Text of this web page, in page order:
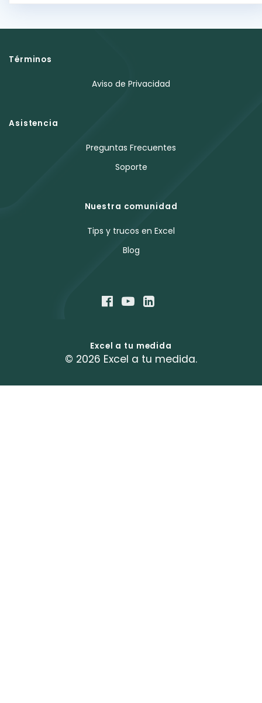
Términos
Aviso de Privacidad
Asistencia
Preguntas Frecuentes
Soporte
Nuestra comunidad
Tips y trucos en Excel
Blog
Excel a tu medida
© 2026 Excel a tu medida.